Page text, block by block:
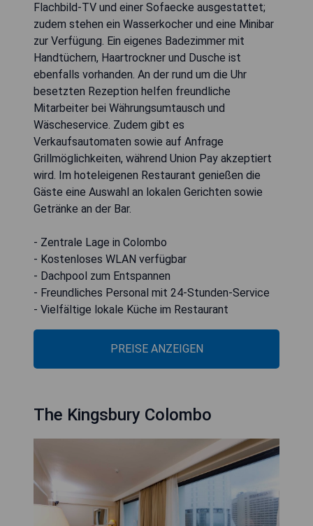
Flachbild-TV und einer Sofaecke ausgestattet;
zudem stehen ein Wasserkocher und eine Minibar
zur Verfügung. Ein eigenes Badezimmer mit
Handtüchern, Haartrockner und Dusche ist
ebenfalls vorhanden. An der rund um die Uhr
besetzten Rezeption helfen freundliche
Mitarbeiter bei Währungsumtausch und
Wäscheservice. Zudem gibt es
Verkaufsautomaten sowie auf Anfrage
Grillmöglichkeiten, während Union Pay akzeptiert
wird. Im hoteleigenen Restaurant genießen die
Gäste eine Auswahl an lokalen Gerichten sowie
Getränke an der Bar.
- Zentrale Lage in Colombo
- Kostenloses WLAN verfügbar
- Dachpool zum Entspannen
- Freundliches Personal mit 24-Stunden-Service
- Vielfältige lokale Küche im Restaurant
PREISE ANZEIGEN
The Kingsbury Colombo